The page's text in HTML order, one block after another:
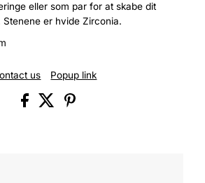
eller som par for at skabe dit
Stenene er hvide Zirconia.
us Popup link